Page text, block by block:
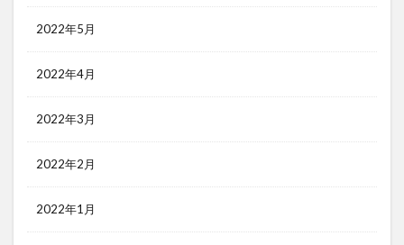
2022年5月
2022年4月
2022年3月
2022年2月
2022年1月